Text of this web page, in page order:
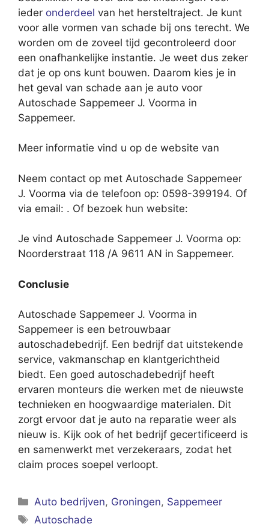
ieder onderdeel van het hersteltraject. Je kunt
voor alle vormen van schade bij ons terecht. We
worden om de zoveel tijd gecontroleerd door
een onafhankelijke instantie. Je weet dus zeker
dat je op ons kunt bouwen. Daarom kies je in
het geval van schade aan je auto voor
Autoschade Sappemeer J. Voorma in
Sappemeer.
Meer informatie vind u op de website van
Neem contact op met Autoschade Sappemeer
J. Voorma via de telefoon op: 0598-399194. Of
via email: . Of bezoek hun website:
Je vind Autoschade Sappemeer J. Voorma op:
Noorderstraat 118 /A 9611 AN in Sappemeer.
Conclusie
Autoschade Sappemeer J. Voorma in
Sappemeer is een betrouwbaar
autoschadebedrijf. Een bedrijf dat uitstekende
service, vakmanschap en klantgerichtheid
biedt. Een goed autoschadebedrijf heeft
ervaren monteurs die werken met de nieuwste
technieken en hoogwaardige materialen. Dit
zorgt ervoor dat je auto na reparatie weer als
nieuw is. Kijk ook of het bedrijf gecertificeerd is
en samenwerkt met verzekeraars, zodat het
claim proces soepel verloopt.
Categorieën
Auto bedrijven, Groningen, Sappemeer
Tags
Autoschade